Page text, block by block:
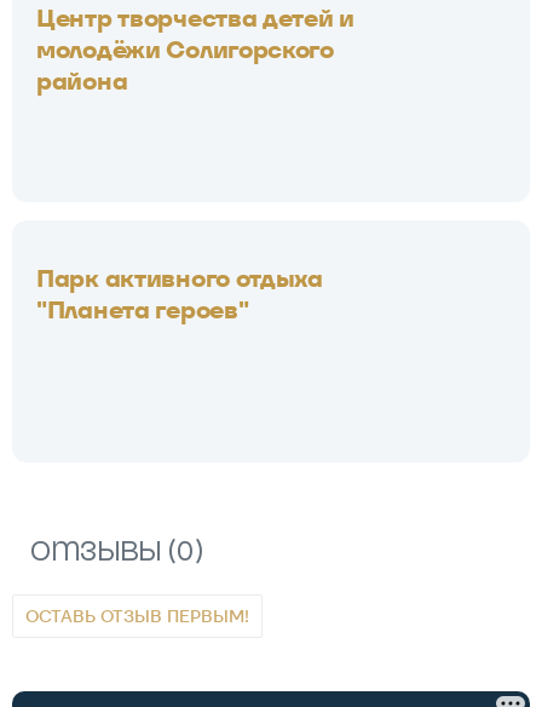
Центр творчества детей и
молодёжи Солигорского
района
Парк активного отдыха
"Планета героев"
Отзывы (0)
ОСТАВЬ ОТЗЫВ ПЕРВЫМ!